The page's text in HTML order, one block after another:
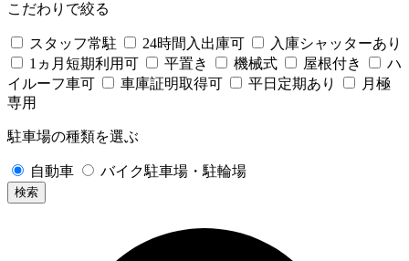
こだわりで絞る
スタッフ常駐 24時間入出庫可
入庫シャッターあり
1ヵ月短期利用可
平置き 機械式 屋根付き
ハ
イルーフ車可
車庫証明取得可 平日定期あり
月極
専用
駐車場の種類を選ぶ
自動車 バイク駐車場・駐輪場
検索